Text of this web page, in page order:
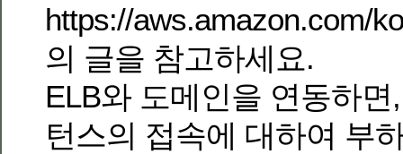
https://aws.amazon.com/
의 글을 참고하세요.
ELB와 도메인을 연동하
턴스의 접속에 대하여 부